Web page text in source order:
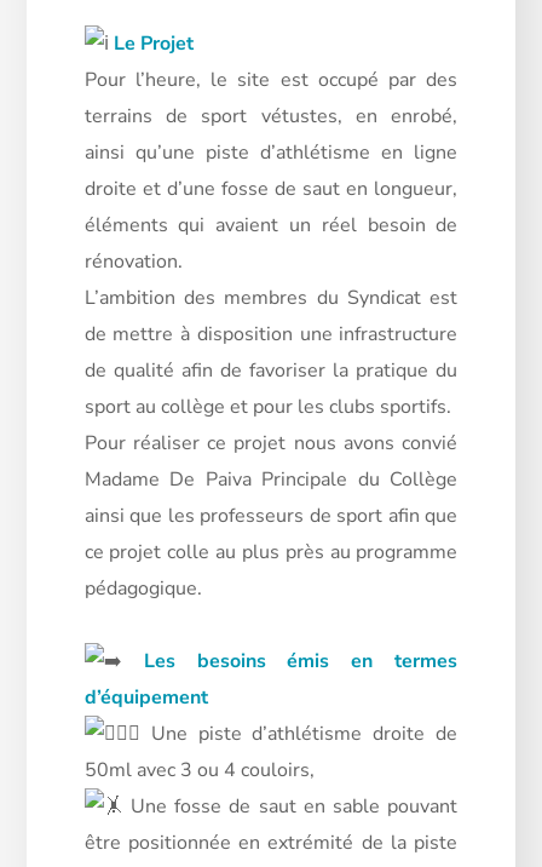
Le Projet
Pour l’heure, le site est occupé par des
terrains de sport vétustes, en enrobé,
ainsi qu’une piste d’athlétisme en ligne
droite et d’une fosse de saut en longueur,
éléments qui avaient un réel besoin de
rénovation.
L’ambition des membres du Syndicat est
de mettre à disposition une infrastructure
de qualité afin de favoriser la pratique du
sport au collège et pour les clubs sportifs.
Pour réaliser ce projet nous avons convié
Madame De Paiva Principale du Collège
ainsi que les professeurs de sport afin que
ce projet colle au plus près au programme
pédagogique.
Les besoins émis en termes
d’équipement
Une piste d’athlétisme droite de
50ml avec 3 ou 4 couloirs,
Une fosse de saut en sable pouvant
être positionnée en extrémité de la piste